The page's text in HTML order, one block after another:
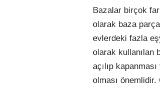
Bazalar birçok
olarak baza
evlerdeki fazla
olarak kullanılan
açılıp
olması önemlidir.